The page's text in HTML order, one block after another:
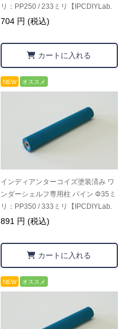
リ：PP250 / 233ミリ【IPCDIYLab.
オリジナル】
704 円 (税込)
カートに入れる
NEW オススメ
インディアンターコイズ塗装済み ワ
ンダーシェルフ専用柱 パイン Φ35ミ
リ：PP350 / 333ミリ【IPCDIYLab.
オリジナル】
891 円 (税込)
カートに入れる
NEW オススメ